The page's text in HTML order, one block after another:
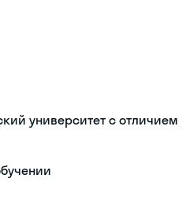
университет с отличием